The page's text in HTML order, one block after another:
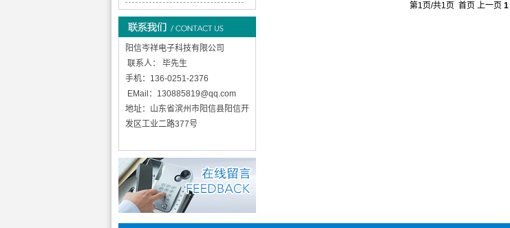
阳信岑祥电子科技有限公司
联系人： 毕先生
手机：136-0251-2376
EMail： 130885819@qq.com
地址：山东省滨州市阳信县阳信开
发区工业二路377号
第1页/共1页 首页 上一页 1